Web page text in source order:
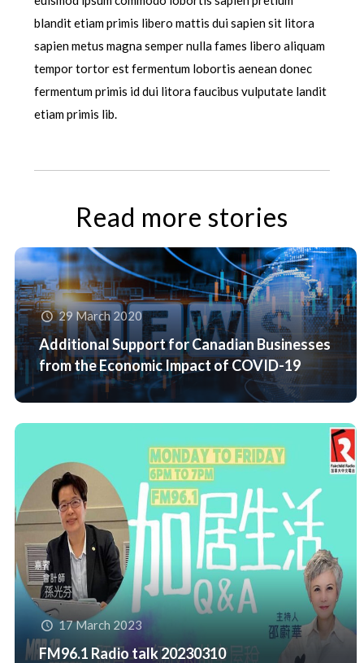
blandit etiam primis libero mattis dui sapien sit litora
sapien metus magna semper nulla fames libero aliquam
tempor tortor est fermentum lobortis aenean donec
fermentum primis id dui litora faucibus vulputate landit
etiam primis lib.
Read more stories
29 March 2020
Additional Support for Canadian Businesses
from the Economic Impact of COVID-19
17 March 2023
FM96.1 Radio talk 20230310